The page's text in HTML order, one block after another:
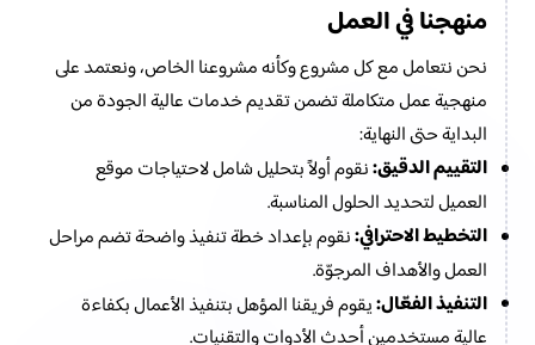
منهجنا في العمل
نحن نتعامل مع كل مشروع وكأنه مشروعنا الخاص، ونعتمد على
منهجية عمل متكاملة تضمن تقديم خدمات عالية الجودة من
البداية حتى النهاية:
التقييم الدقيق:نقوم أولاً بتحليل شامل لاحتياجات موقع
العميل لتحديد الحلول المناسبة.
التخطيط الاحترافي:نقوم بإعداد خطة تنفيذ واضحة تضم مراحل
العمل والأهداف المرجوّة.
التنفيذ الفعّال:يقوم فريقنا المؤهل بتنفيذ الأعمال بكفاءة